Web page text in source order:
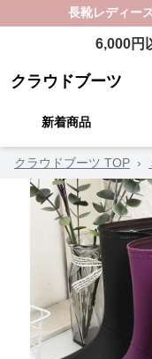
長靴レディース
6,000円
クラウドブーツ
新着商品
クラウドブーツ TOP ›